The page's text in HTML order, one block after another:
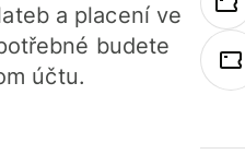
a placení ve
budete
účtu.